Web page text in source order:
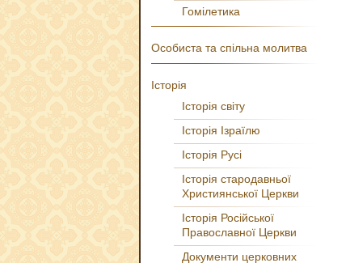
Гомілетика
Особиста та спільна молитва
Історія
Історія світу
Історія Ізраїлю
Історія Русі
Історія стародавньої
Християнської Церкви
Історія Російської
Православної Церкви
Документи церковних